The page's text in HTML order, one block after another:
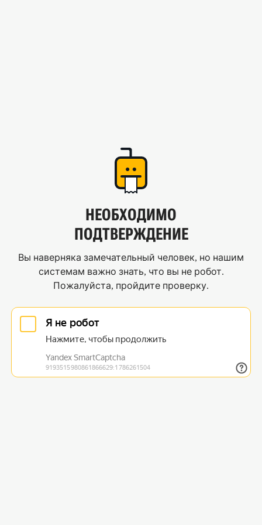
НЕОБХОДИМО
ПОДТВЕРЖДЕНИЕ
Вы наверняка замечательный человек, но нашим
системам важно знать, что вы не робот.
Пожалуйста, пройдите проверку.